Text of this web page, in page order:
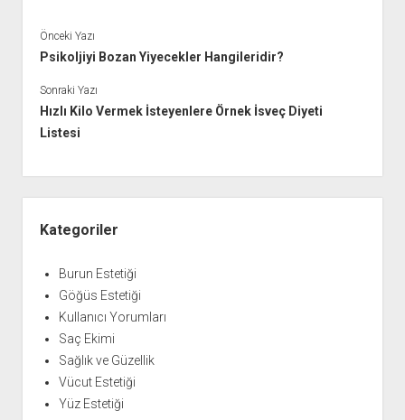
Önceki Yazı
Psikoljiyi Bozan Yiyecekler Hangileridir?
Sonraki Yazı
Hızlı Kilo Vermek İsteyenlere Örnek İsveç Diyeti
Listesi
Menü
Kategoriler
Burun Estetiği
Göğüs Estetiği
Kullanıcı Yorumları
Saç Ekimi
Sağlık ve Güzellik
Vücut Estetiği
Yüz Estetiği